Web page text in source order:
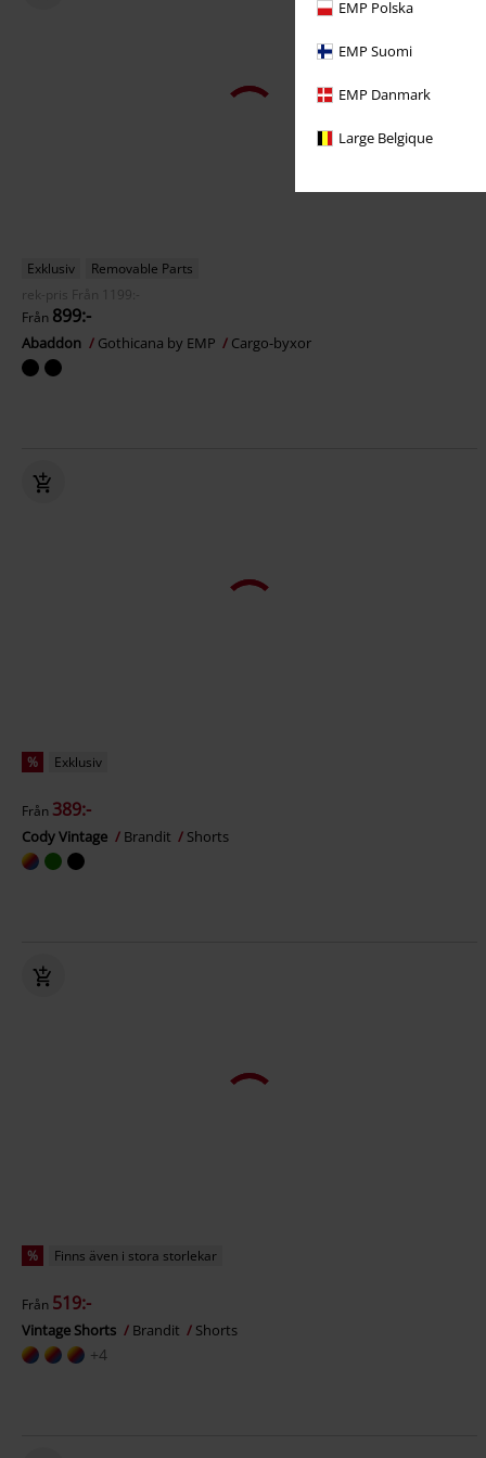
EMP Polska
EMP Suomi
EMP Danmark
Large Belgique
Exklusiv
Removable Parts
rek-pris
Från
1199:-
Från 899:-
Abaddon Gothicana by EMP Cargo-byxor
% Exklusiv
Från 389:-
Cody Vintage Brandit Shorts
% Finns även i stora storlekar
Från 519:-
Vintage Shorts Brandit Shorts
+4